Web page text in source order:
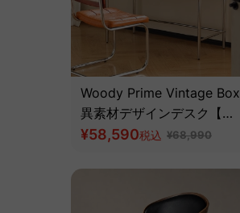
Woody Prime Vintage Box
異素材デザインデスク【高
級天然ツゲ材】
¥58,590税込 ¥68,990